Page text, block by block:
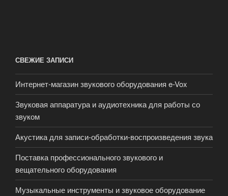
СВЕЖИЕ ЗАПИСИ
Интернет-магазин звукового оборудования e-Vox
Звуковая аппаратура и аудиотехника для работы со
звуком
Акустика для записи-обработки-воспроизведения звука
Поставка профессионального звукового и
вещательного оборудования
Музыкальные инструменты и звуковое оборудование